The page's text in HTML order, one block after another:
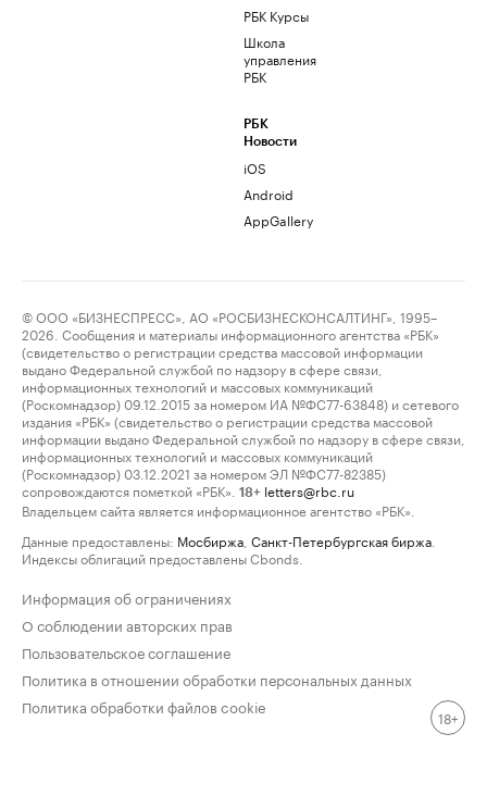
РБК Курсы
Школа
управления
РБК
РБК
Новости
iOS
Android
AppGallery
© ООО «БИЗНЕСПРЕСС», АО «РОСБИЗНЕСКОНСАЛТИНГ», 1995–
2026. Сообщения и материалы информационного агентства «РБК»
(свидетельство о регистрации средства массовой информации
выдано Федеральной службой по надзору в сфере связи,
информационных технологий и массовых коммуникаций
(Роскомнадзор) 09.12.2015 за номером ИА №ФС77-63848) и сетевого
издания «РБК» (свидетельство о регистрации средства массовой
информации выдано Федеральной службой по надзору в сфере связи,
информационных технологий и массовых коммуникаций
(Роскомнадзор) 03.12.2021 за номером ЭЛ №ФС77-82385)
сопровождаются пометкой «РБК».
18+ letters@rbc.ru
Владельцем сайта является информационное агентство «РБК».
Данные предоставлены: Мосбиржа Санкт-Петербургская биржа
Индексы облигаций предоставлены Cbonds.
Информация об ограничениях
О соблюдении авторских прав
Пользовательское соглашение
Политика в отношении обработки персональных данных
Политика обработки файлов cookie
18+